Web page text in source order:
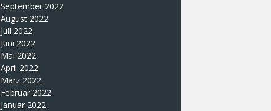
September 2022
August 2022
Juli 2022
Juni 2022
Mai 2022
April 2022
März 2022
Februar 2022
Januar 2022